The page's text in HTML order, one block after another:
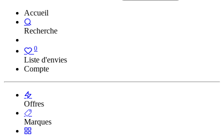
Accueil
Recherche
0
Liste d'envies
Compte
Offres
Marques